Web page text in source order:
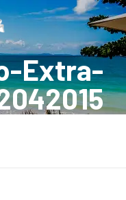
Extra-